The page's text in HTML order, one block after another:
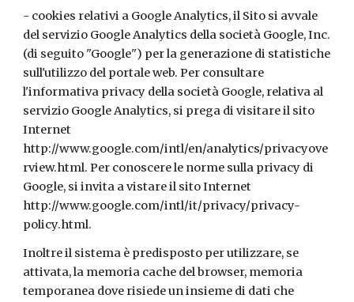
- cookies relativi a Google Analytics, il Sito si avvale
del servizio Google Analytics della società Google, Inc.
(di seguito "Google") per la generazione di statistiche
sull'utilizzo del portale web. Per consultare
l'informativa privacy della società Google, relativa al
servizio Google Analytics, si prega di visitare il sito
Internet
http://www.google.com/intl/en/analytics/privacyove
rview.html. Per conoscere le norme sulla privacy di
Google, si invita a vistare il sito Internet
http://www.google.com/intl/it/privacy/privacy-
policy.html.
Inoltre il sistema è predisposto per utilizzare, se
attivata, la memoria cache del browser, memoria
temporanea dove risiede un insieme di dati che